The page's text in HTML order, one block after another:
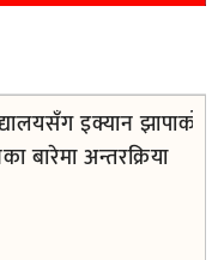
इक्यान झापाको
बारेमा अन्तरक्रिया